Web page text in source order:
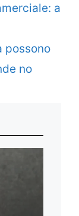
a
possono
no